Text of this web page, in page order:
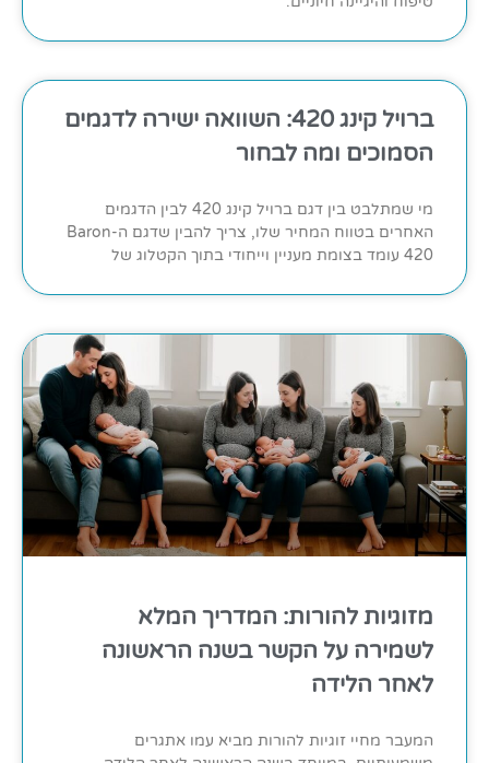
ברויל קינג 420: השוואה ישירה לדגמים
הסמוכים ומה לבחור
מי שמתלבט בין דגם ברויל קינג 420 לבין הדגמים
האחרים בטווח המחיר שלו, צריך להבין שדגם ה-Baron
420 עומד בצומת מעניין וייחודי בתוך הקטלוג של
מזוגיות להורות: המדריך המלא
לשמירה על הקשר בשנה הראשונה
לאחר הלידה
המעבר מחיי זוגיות להורות מביא עמו אתגרים